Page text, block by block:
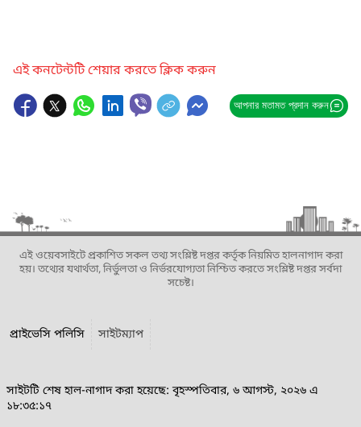
এই কনটেন্টটি শেয়ার করতে ক্লিক করুন
আপনার মতামত প্রদান করুন
এই ওয়েবসাইটে প্রকাশিত সকল তথ্য সংশ্লিষ্ট দপ্তর কর্তৃক নিয়মিত হালনাগাদ করা
হয়। তথ্যের যথার্থতা, নির্ভুলতা ও নির্ভরযোগ্যতা নিশ্চিত করতে সংশ্লিষ্ট দপ্তর সর্বদা
সচেষ্ট।
প্রাইভেসি পলিসি সাইটম্যাপ
সাইটটি শেষ হাল-নাগাদ করা হয়েছে: বৃহস্পতিবার, ৬ আগস্ট, ২০২৬ এ
১৮:৩৫:১৭